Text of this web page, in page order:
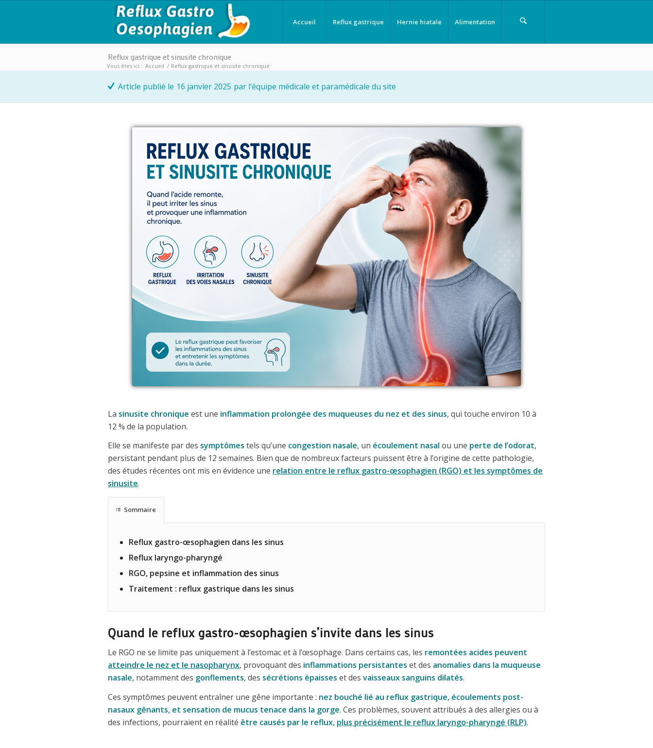
Accueil Reflux gastrique Hernie hiatale Alimentation
Reflux gastrique et sinusite chronique
Vous êtes ici : Accueil / Reflux gastrique et sinusite chronique
Article publié le 16 janvier 2025 par l’équipe médicale et paramédicale du site
La sinusite chronique est une inflammation prolongée des muqueuses du nez et des sinus, qui touche environ 10 à
12 % de la population.
Elle se manifeste par des symptômes tels qu’une congestion nasale, un écoulement nasal ou une perte de l’odorat,
persistant pendant plus de 12 semaines. Bien que de nombreux facteurs puissent être à l’origine de cette pathologie,
des études récentes ont mis en évidence une relation entre le reflux gastro-œsophagien (RGO) et les symptômes de
sinusite.
Sommaire
Reflux gastro-œsophagien dans les sinus
Reflux laryngo-pharyngé
RGO, pepsine et inflammation des sinus
Traitement : reflux gastrique dans les sinus
Quand le reflux gastro-œsophagien s’invite dans les sinus
Le RGO ne se limite pas uniquement à l’estomac et à l’œsophage. Dans certains cas, les remontées acides peuvent
atteindre le nez et le nasopharynx, provoquant des inflammations persistantes et des anomalies dans la muqueuse
nasale, notamment des gonflements, des sécrétions épaisses et des vaisseaux sanguins dilatés.
Ces symptômes peuvent entraîner une gêne importante : nez bouché lié au reflux gastrique, écoulements post-
nasaux gênants, et sensation de mucus tenace dans la gorge. Ces problèmes, souvent attribués à des allergies ou à
des infections, pourraient en réalité être causés par le reflux, plus précisément le reflux laryngo-pharyngé (RLP).